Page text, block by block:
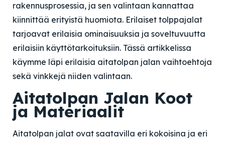
rakennusprosessia, ja sen valintaan kannattaa
kiinnittää erityistä huomiota. Erilaiset tolppajalat
tarjoavat erilaisia ominaisuuksia ja soveltuvuutta
erilaisiin käyttötarkoituksiin. Tässä artikkelissa
käymme läpi erilaisia aitatolpan jalan vaihtoehtoja
sekä vinkkejä niiden valintaan.
Aitatolpan Jalan Koot
ja Materiaalit
Aitatolpan jalat ovat saatavilla eri kokoisina ja eri